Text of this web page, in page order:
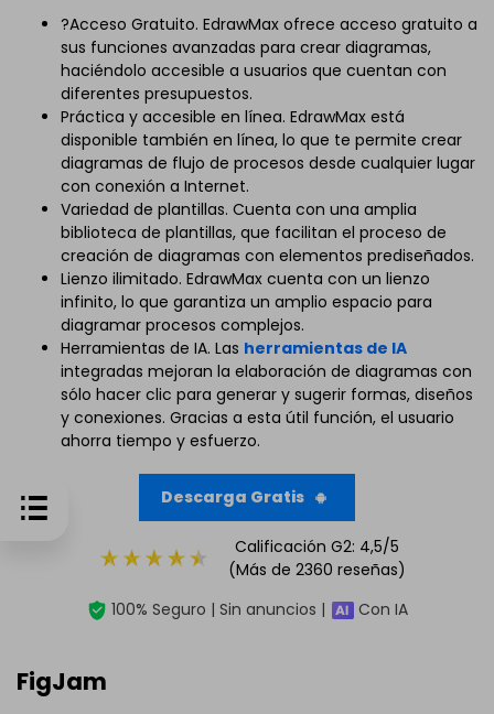
?Acceso Gratuito. EdrawMax ofrece acceso gratuito a
sus funciones avanzadas para crear diagramas,
haciéndolo accesible a usuarios que cuentan con
diferentes presupuestos.
Práctica y accesible en línea. EdrawMax está
disponible también en línea, lo que te permite crear
diagramas de flujo de procesos desde cualquier lugar
con conexión a Internet.
Variedad de plantillas. Cuenta con una amplia
biblioteca de plantillas, que facilitan el proceso de
creación de diagramas con elementos prediseñados.
Lienzo ilimitado. EdrawMax cuenta con un lienzo
infinito, lo que garantiza un amplio espacio para
diagramar procesos complejos.
Herramientas de IA. Las herramientas de IA
integradas mejoran la elaboración de diagramas con
sólo hacer clic para generar y sugerir formas, diseños
y conexiones. Gracias a esta útil función, el usuario
ahorra tiempo y esfuerzo.
Descarga Gratis
Calificación G2: 4,5/5
(Más de 2360 reseñas)
100% Seguro | Sin anuncios |
Con IA
FigJam